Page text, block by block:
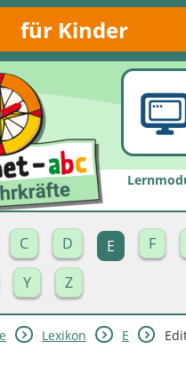
für Kinder
C D E F
Y Z
Lexikon E